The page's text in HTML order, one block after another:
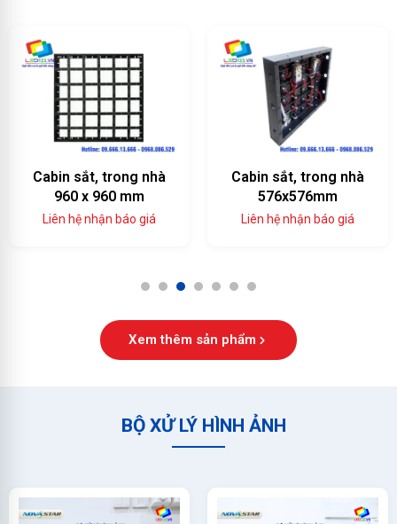
Cabin sắt, trong nhà
960 x 960 mm
Liên hệ nhận báo giá
Cabin sắt, trong nhà
576x576mm
Liên hệ nhận báo giá
1 2 3 4 5 6 7
Xem thêm sản phẩm
BỘ XỬ LÝ HÌNH ẢNH